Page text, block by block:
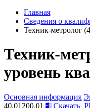
Главная
Сведения о
Техник-метролог
Техник-
уровень
Основная информация
40.01200.01
Скачать